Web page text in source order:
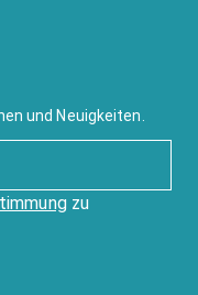
und Neuigkeiten.
zu